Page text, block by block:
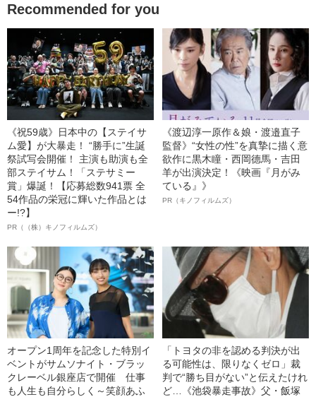
Recommended for you
《祝59歳》日本中の【ステイサ
ム愛】が大暴走！ “勝手に”生誕
祭試写会開催！ 主演も助演も全
部ステイサム！「ステサミー
賞」爆誕！【応募総数941票 全
54作品の栄冠に輝いた作品とは
ー!?】
PR（（株）キノフィルムズ）
《渡辺淳一原作＆娘・渡邉直子
監督》“女性の性”を真摯に描く意
欲作に黒木瞳・西岡德馬・吉田
羊が出演決定！《映画『月がみ
ている』》
PR（キノフィルムズ）
オープン1周年を記念した特別イ
ベントがサムソナイト・ブラッ
クレーベル銀座店で開催 仕事
も人生も自分らしく～笑顔あふ
「トヨタの非を認める判決が出
る可能性は、限りなくゼロ」裁
判で“勝ち目がない”と伝えたけれ
ど…《池袋暴走事故》父・飯塚